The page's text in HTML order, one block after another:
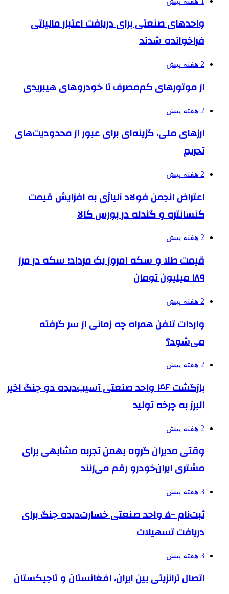
واحدهای صنعتی برای دریافت اعتبار مالیاتی
فراخوانده شدند
2 هفته پیش
از موتورهای کم‌مصرف تا خودروهای هیبریدی
2 هفته پیش
ارزهای ملی، گزینه‌ای برای عبور از محدودیت‌های
تحریم
2 هفته پیش
اعتراض انجمن فولاد آلیاژی به افزایش قیمت
کنسانتره و گندله در بورس کالا
2 هفته پیش
قیمت طلا و سکه امروز یک مرداد؛ سکه در مرز
۱۸۹ میلیون تومان
2 هفته پیش
واردات تلفن همراه چه زمانی از سر گرفته
می‌شود؟
2 هفته پیش
بازگشت ۴۶ واحد صنعتی آسیب‌دیده دو جنگ اخیر
البرز به چرخه تولید
2 هفته پیش
وقتی مدیران گروه بهمن تجربه مشابهی برای
مشتری ایران‌خودرو رقم می‌زنند
3 هفته پیش
ثبت‌نام ۵۰۰ واحد صنعتی خسارت‌دیده جنگ برای
دریافت تسهیلات
3 هفته پیش
اتصال ترانزیتی بین ایران، افغانستان و تاجیکستان